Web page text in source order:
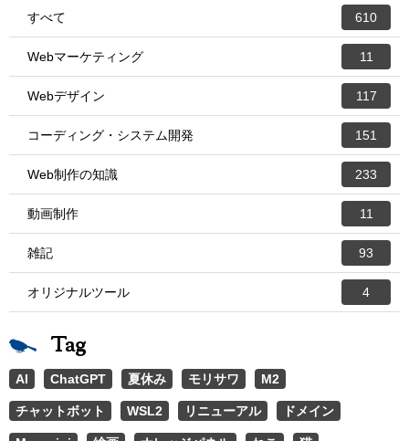
すべて 610
Webマーケティング 11
Webデザイン 117
コーディング・システム開発 151
Web制作の知識 233
動画制作 11
雑記 93
オリジナルツール 4
Tag
AI ChatGPT 夏休み モリサワ M2
チャットボット WSL2 リニューアル ドメイン